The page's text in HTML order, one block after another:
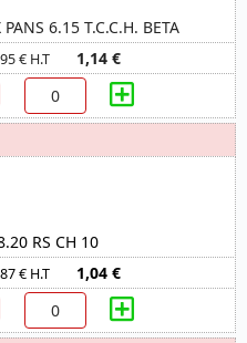
6.15 T.C.C.H. BETA
€ H.T 1,14 €
RS CH 10
€ H.T 1,04 €